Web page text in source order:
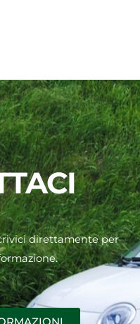
direttamente per